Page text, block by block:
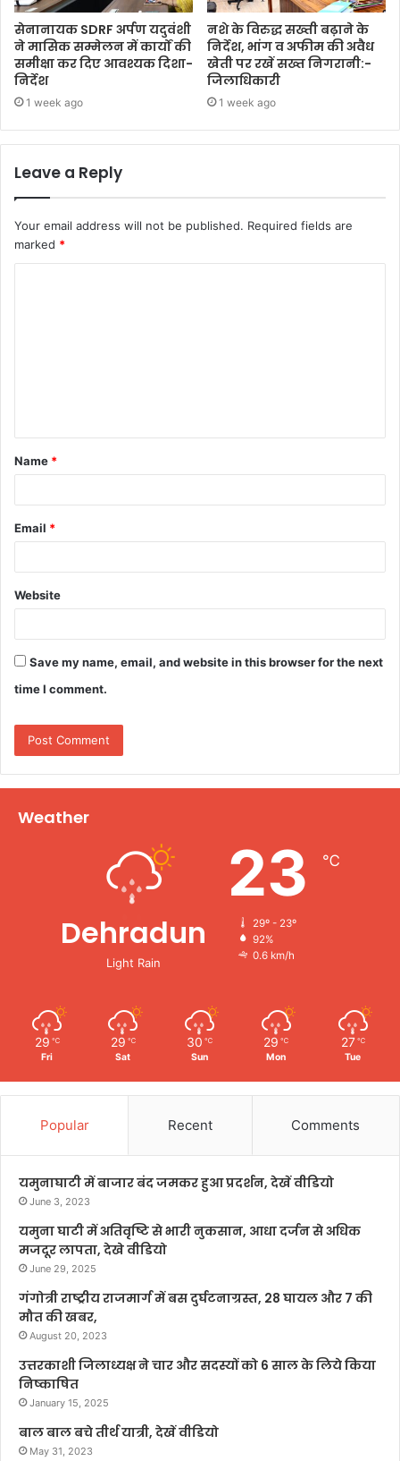
सेनानायक SDRF अर्पण यदुवंशी
ने मासिक सम्मेलन में कार्यों की
समीक्षा कर दिए आवश्यक दिशा-
निर्देश
1 week ago
नशे के विरुद्ध सख्ती बढ़ाने के
निर्देश, भांग व अफीम की अवैध
खेती पर रखें सख्त निगरानी:-
जिलाधिकारी
1 week ago
Leave a Reply
Your email address will not be published. Required fields are
marked *
t
*
Name *
Email *
Website
Save my name, email, and website in this browser for the next
time I comment.
Weather
Dehradun
Light Rain
23 ℃
29º - 23º
92%
0.6 km/h
29 ℃
Fri
29 ℃
Sat
30 ℃
Sun
29 ℃
Mon
27 ℃
Tue
Popular Recent Comments
यमुनाघाटी में बाजार बंद जमकर हुआ प्रदर्शन, देखें वीडियो
June 3, 2023
यमुना घाटी में अतिवृष्टि से भारी नुकसान, आधा दर्जन से अधिक
मजदूर लापता, देखे वीडियो
June 29, 2025
गंगोत्री राष्ट्रीय राजमार्ग में बस दुर्घटनाग्रस्त, 28 घायल और 7 की
मौत की खबर,
August 20, 2023
उत्तरकाशी जिलाध्यक्ष ने चार और सदस्यों को 6 साल के लिये किया
निष्काषित
January 15, 2025
बाल बाल बचे तीर्थ यात्री, देखें वीडियो
May 31, 2023